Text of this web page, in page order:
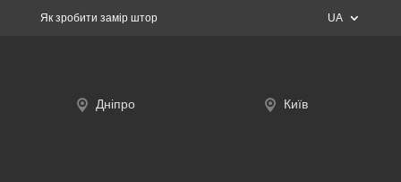
Як зробити замір штор UA
Дніпро Київ